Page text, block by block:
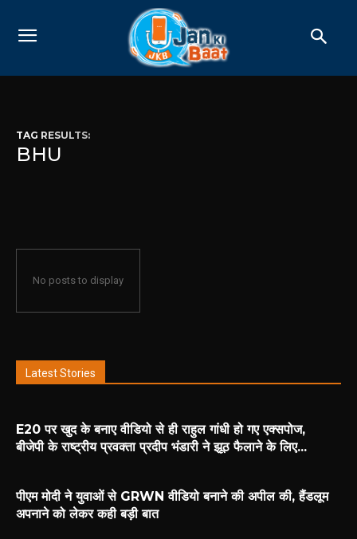
TAG RESULTS:
BHU
No posts to display
Latest Stories
E20 पर खुद के बनाए वीडियो से ही राहुल गांधी हो गए एक्सपोज,
बीजेपी के राष्ट्रीय प्रवक्ता प्रदीप भंडारी ने झूठ फैलाने के लिए...
पीएम मोदी ने युवाओं से GRWN वीडियो बनाने की अपील की, हैंडलूम
अपनाने को लेकर कही बड़ी बात